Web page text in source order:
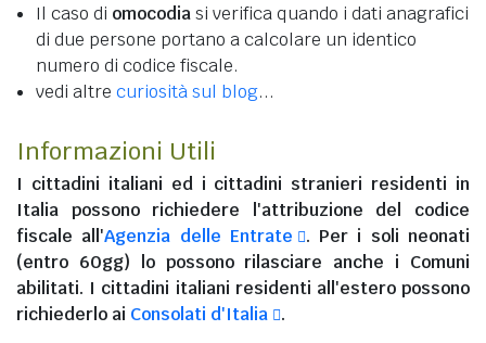
Il caso di omocodiasi verifica quando i dati anagrafici
di due persone portano a calcolare un identico
numero di codice fiscale.
vedi altre curiosità sul blog...
Informazioni Utili
I cittadini italiani ed i cittadini stranieri residenti in
Italia possono richiedere l'attribuzione del codice
fiscale all'Agenzia delle Entrate
. Per i soli neonati
(entro 60gg) lo possono rilasciare anche i Comuni
abilitati. I cittadini italiani residenti all'esteropossono
richiederlo ai Consolati d'Italia .